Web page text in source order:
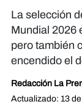
La selección
Mundial 2026
pero también
encendido el
Redacción La
Actualizado: 13